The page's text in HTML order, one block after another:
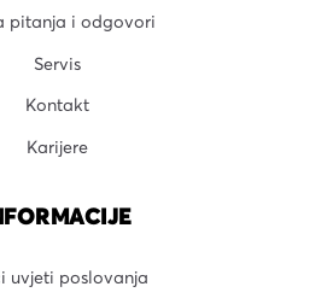
pitanja i odgovori
Servis
Kontakt
Karijere
uvjeti poslovanja